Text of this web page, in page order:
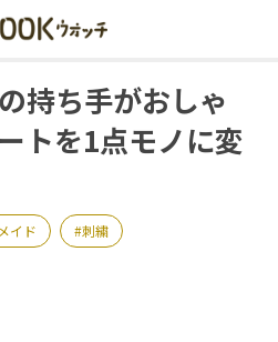
持ち手がおしゃ
トを1点モノに変
イド 刺繍